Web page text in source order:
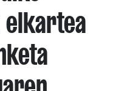
elkartea